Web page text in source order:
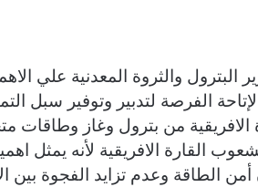
البترول والثروة المعدنية علي
الفرصة لتدبير وتوفير سبل
الافريقية من بترول وغاز وطاقات
القارة الافريقية لأنه يمثل
الطاقة وعدم تزايد الفجوة بين